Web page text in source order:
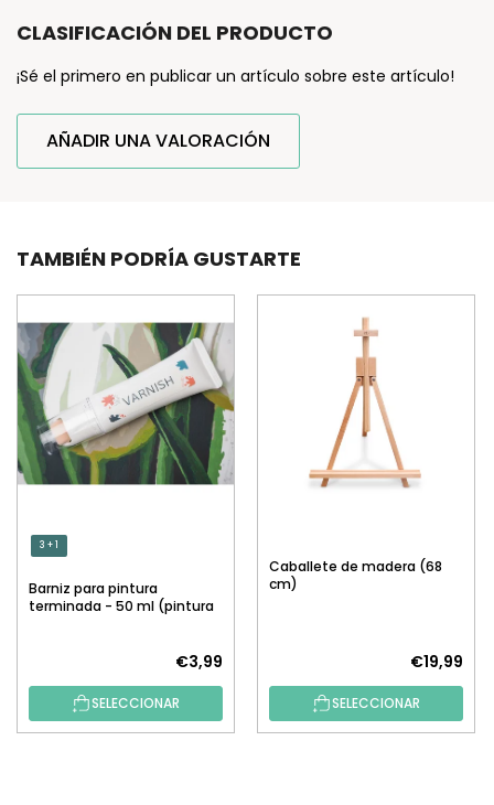
CLASIFICACIÓN DEL PRODUCTO
¡Sé el primero en publicar un artículo sobre este artículo!
AÑADIR UNA VALORACIÓN
TAMBIÉN PODRÍA GUSTARTE
3 + 1
Barniz para pintura
terminada - 50 ml (pintura
€3,99
SELECCIONAR
Caballete de madera (68
cm)
€19,99
SELECCIONAR